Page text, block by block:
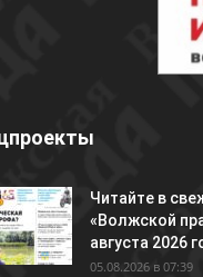
Читайте в
«Волжской
августа 2026
05.08.2026 в 07:39